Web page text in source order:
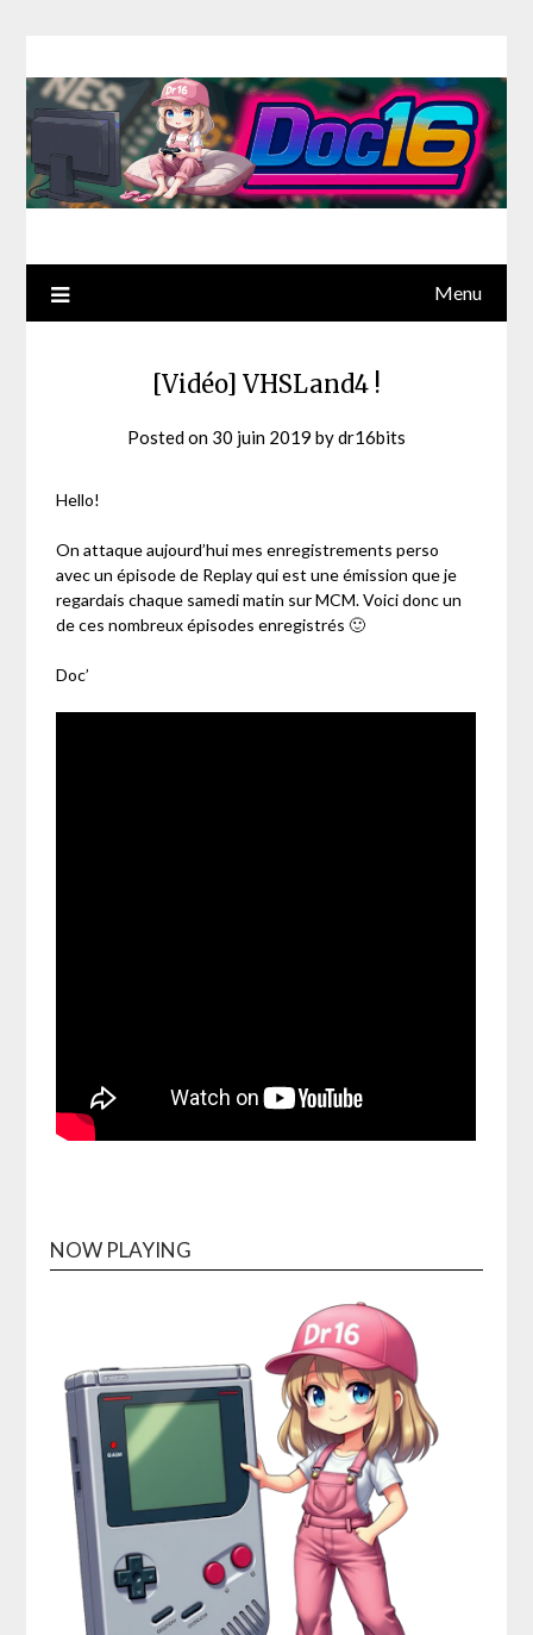
Menu
[Vidéo] VHSLand4 !
Posted on 30 juin 2019 bydr16bits
Hello!
On attaque aujourd’hui mes enregistrements perso
avec un épisode de Replay qui est une émission que je
regardais chaque samedi matin sur MCM. Voici donc un
de ces nombreux épisodes enregistrés 🙂
Doc’
NOW PLAYING